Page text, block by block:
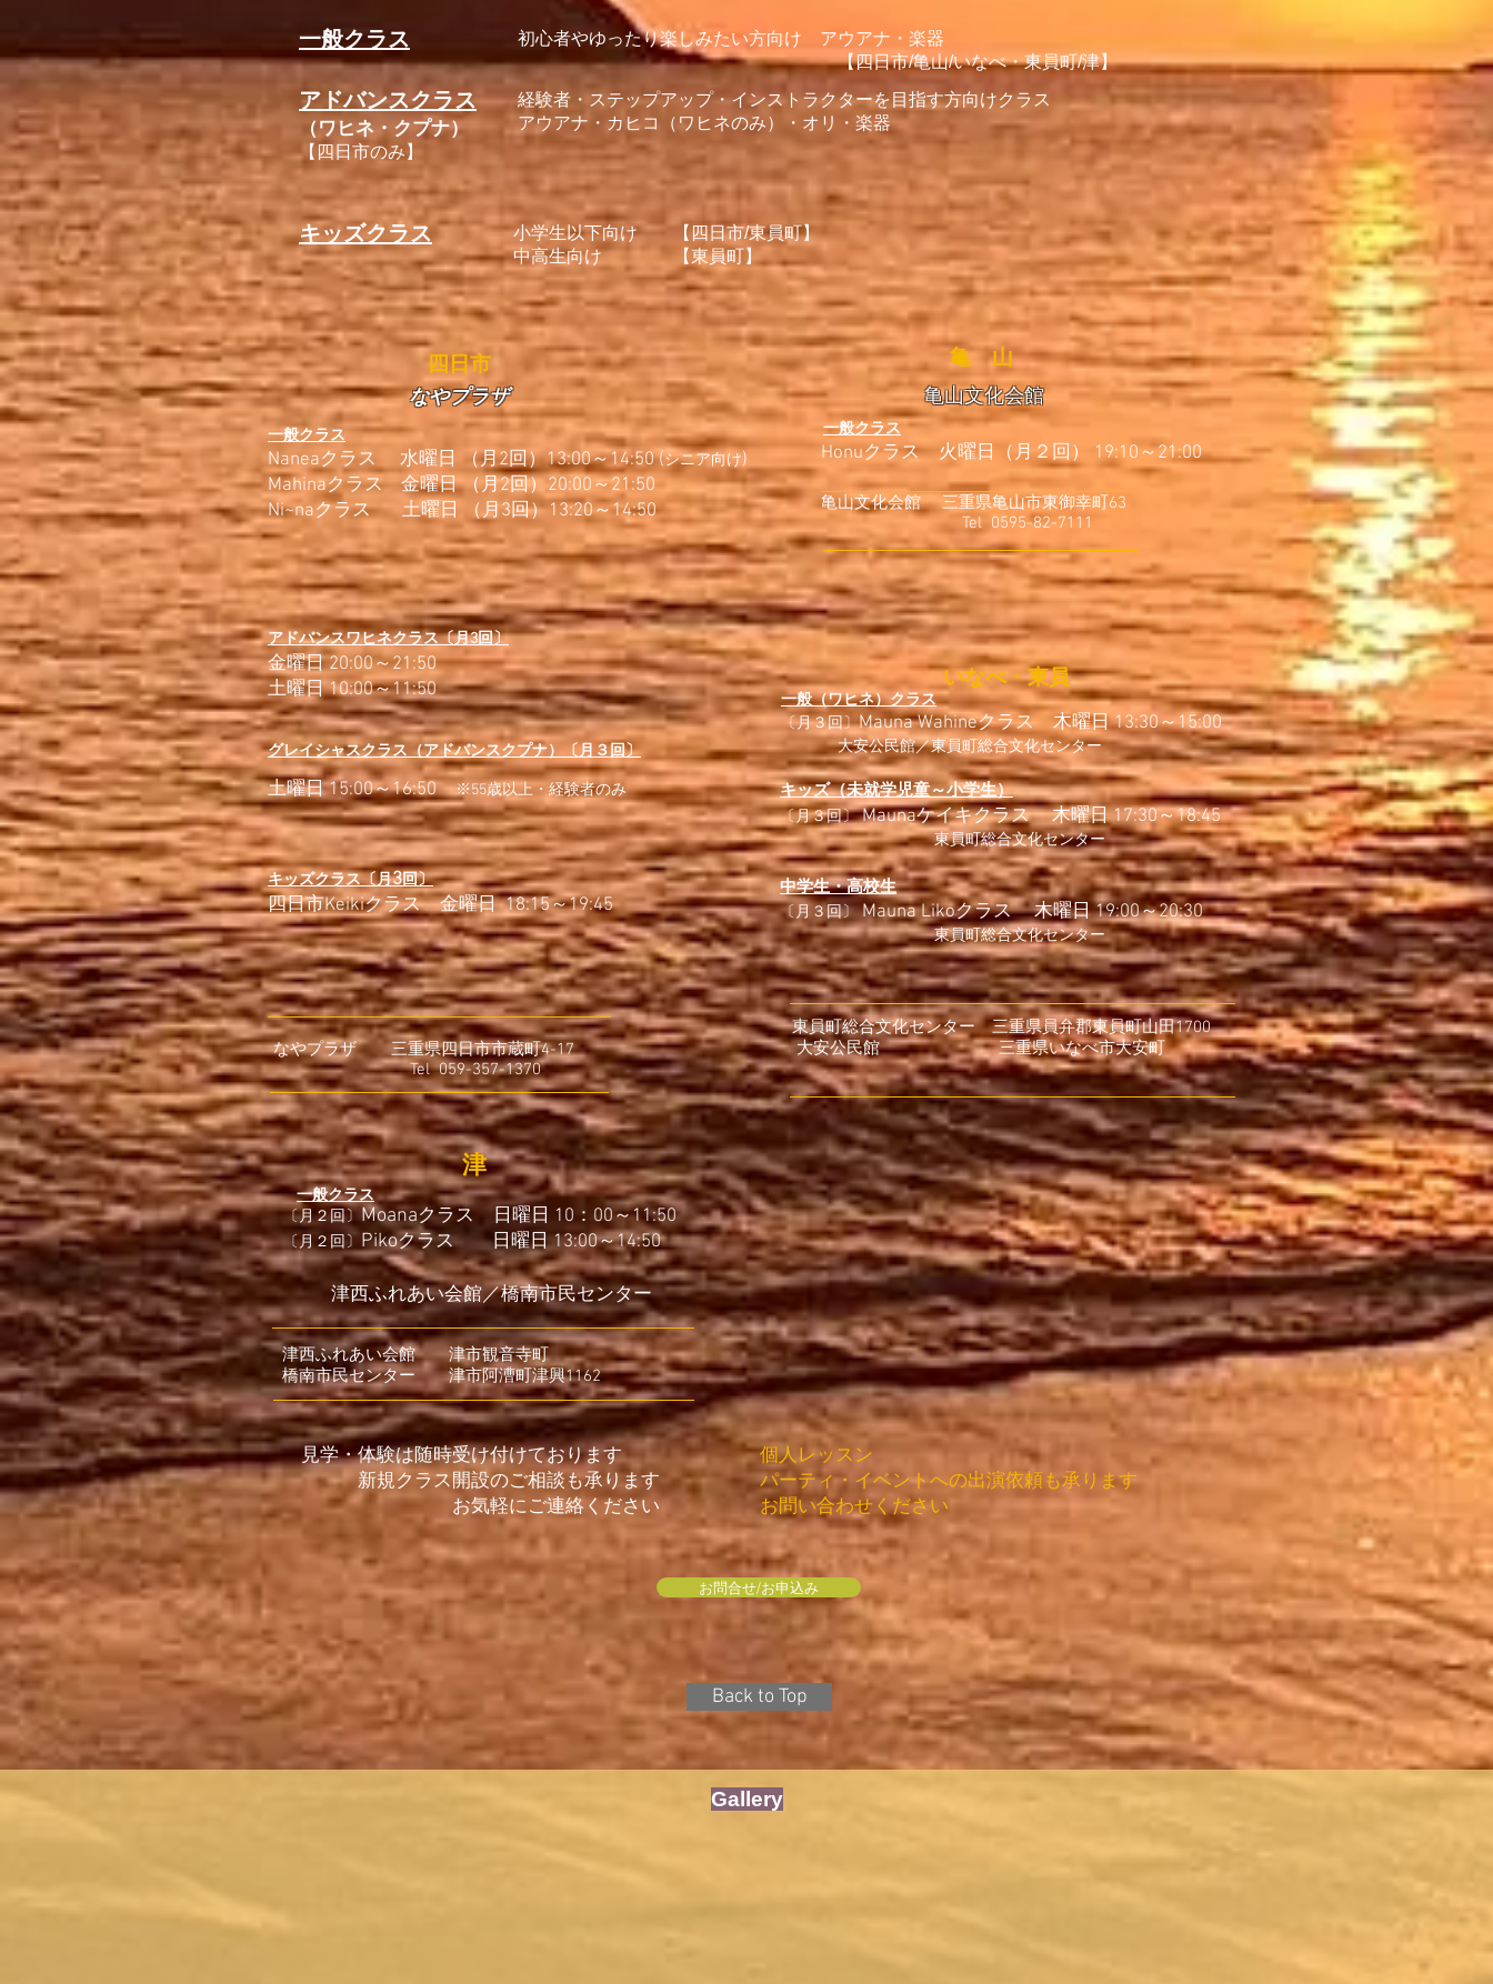
一般クラス 初心者やゆったり楽しみたい方向け アウアナ・楽器
【四日市/亀山/いなべ・東員町/津】
アドバンスクラス
（ワヒネ・クプナ）
【四日市のみ】
経験者・ステップアップ・インストラクターを目指す方向けクラス
アウアナ・カヒコ（ワヒネのみ）
・オリ・楽器
キッズクラス
小学生以下向け 【四日市/東員町】
​中高生向け 【東員町】
​四日市
なやプラザ
一般クラス
​Naneaクラス 水曜日 （月2回）13:00～14:50 (シニア向け)
Mahinaクラス 金曜日 （月2回）20:00～21:50
Ni~naクラス
土曜日 （月3回）13:20～14:50
​亀 山
亀山文化会館
一般クラス
Honuクラス 火曜日（月２回） 19:10～21:00
亀山文化会館 三重県亀山市東御幸町63
Tel 0595-82-7111
アドバンスワヒネクラス〔月3回〕
金曜日 20:00～21:50
土曜日 10:00～11:50
グレイシャスクラス（アドバンスクプナ）〔月３回〕
土曜日 15:00～16:50※55歳以上・経験者のみ
キッズクラス〔月3回〕
​四日市Keikiクラス 金曜日18:15～19:45
なやプラザ 三重県四日市市蔵町4-17
Tel 059-357-1370
​いなべ・東員​
一般（ワヒネ）クラス
〔月３回〕Mauna Wahineクラス 木曜日 13:30～15:00
​大安公民館／東員町総合文化センター
キッズ（未就学児童～小学生）
〔月３回〕Maunaケイキクラス 木曜日 17:30～18:45
東員町総合文化センター
中学生・高校生
〔月３回〕Mauna Likoクラス 木曜日 19:00～20:30
東員町総合文化センター
東員町総合文化センター 三重県員弁郡東員町山田1700
大安公民館 三重県いなべ市大安町
​津​
〔月２回〕Moanaクラス 日曜日 10：00～11:50
〔月２回〕 Pikoクラス 日曜日 13:00～14:50
一般クラス
​津西ふれあい会館／橋南市民センター
津西ふれあい会館 津市観音寺町
橋南市民センター 津市阿漕町津興1162
見学・体験は随時受け付けております
新規クラス開設のご相談も承ります
お気軽にご連絡ください
個人レッスン
パーティ・イベントへの出演依頼も承ります
お問い合わせください
お問合せ/お申込み
Back to Top
Gallery